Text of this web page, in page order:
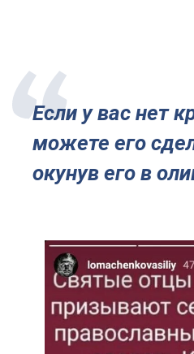
Если у вас нет
можете его
окунув его в